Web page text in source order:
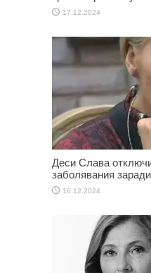
17.12.2024
Деси Слава
заболявания
16.12.2024